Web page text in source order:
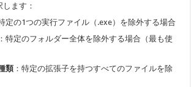
ます：
定の1つの実行ファイル（.exe）を除外する場合
：特定のフォルダー全体を除外する場合（最も使
類：特定の拡張子を持つすべてのファイルを除